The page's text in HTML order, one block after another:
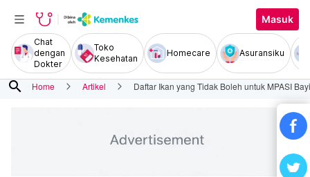
Masuk
Chat
dengan
Dokter
Toko
Kesehatan
Homecare Asuransiku
search Home Artikel Daftar Ikan yang Tidak Boleh untuk MPASI